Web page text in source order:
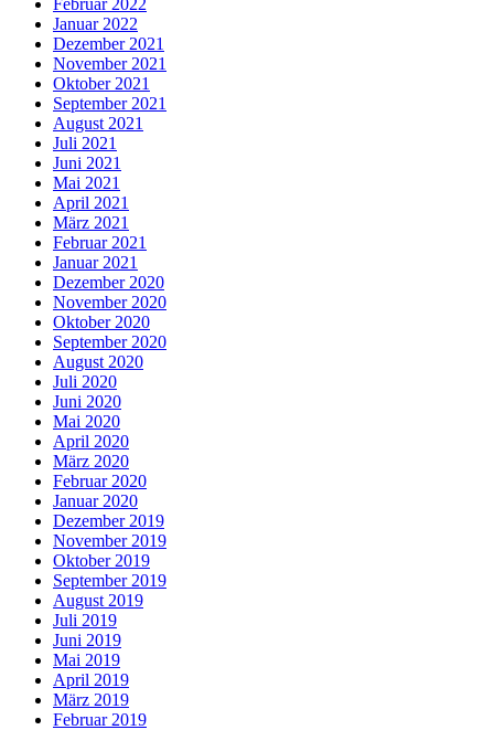
Februar 2022
Januar 2022
Dezember 2021
November 2021
Oktober 2021
September 2021
August 2021
Juli 2021
Juni 2021
Mai 2021
April 2021
März 2021
Februar 2021
Januar 2021
Dezember 2020
November 2020
Oktober 2020
September 2020
August 2020
Juli 2020
Juni 2020
Mai 2020
April 2020
März 2020
Februar 2020
Januar 2020
Dezember 2019
November 2019
Oktober 2019
September 2019
August 2019
Juli 2019
Juni 2019
Mai 2019
April 2019
März 2019
Februar 2019